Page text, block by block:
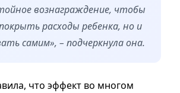
вознаграждение, чтобы
расходы ребенка, но и
самим», – подчеркнула она.
что эффект во многом